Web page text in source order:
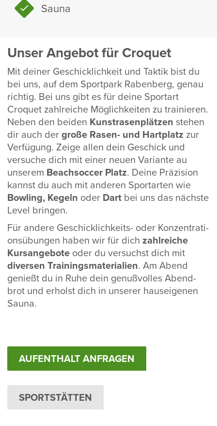
Sauna
Unser Angebot für Croquet
Mit deiner Geschick­lich­keit und Taktik bist du
bei uns, auf dem Sport­park Raben­berg, genau
richtig. Bei uns gibt es für deine Sportart
Croquet zahl­reiche Möglich­keiten zu trai­nieren.
Neben den beiden Kunst­ra­sen­plätzen stehen
dir auch dergroße Rasen- und Hart­platz zur
Verfü­gung. Zeige allen dein Geschick und
versuche dich mit einer neuen Vari­ante au
unserem Beach­soccer Platz. Deine Präzi­sion
kannst du auch mit anderen Sport­arten wie
Bowling, Kegeln oder Dart bei uns das nächste
Level bringen.
Für andere Geschick­lich­keits- oder Konzen­tra­ti­
ons­übungen haben wir für dich zahl­reiche
Kurs­an­ge­bote oder du versuchst dich mit
diversen Trai­nings­ma­te­ria­lien. Am Abend
genießt du in Ruhe dein genuß­volles Abend­
brot und erholst dich in unserer haus­ei­genen
Sauna.
AUFENTHALT ANFRAGEN
SPORTSTÄTTEN